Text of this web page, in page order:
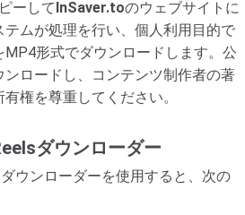
ーしてInSaver.toのウェブサイトに
ムが処理を行い、個人利用目的で
形式でダウンロードします。公
ロードし、コンテンツ制作者の著
権を尊重してください。
ダウンローダー
ウンローダーを使用すると、次の